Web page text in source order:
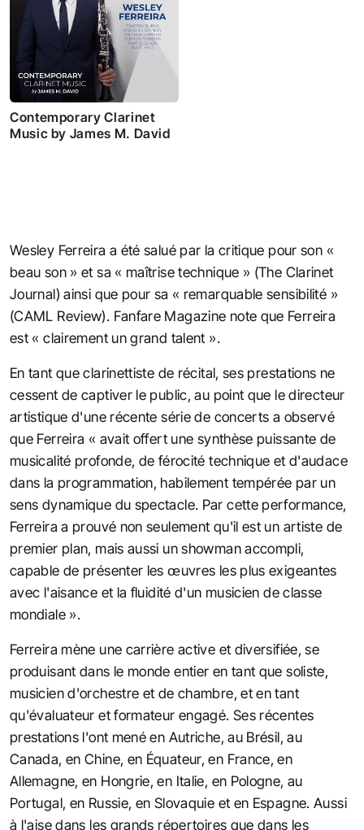
Contemporary Clarinet
Music by James M. David
Wesley Ferreira a été salué par la critique pour son «
beau son » et sa « maîtrise technique » (The Clarinet
Journal) ainsi que pour sa « remarquable sensibilité »
(CAML Review). Fanfare Magazine note que Ferreira
est « clairement un grand talent ».
En tant que clarinettiste de récital, ses prestations ne
cessent de captiver le public, au point que le directeur
artistique d'une récente série de concerts a observé
que Ferreira « avait offert une synthèse puissante de
musicalité profonde, de férocité technique et d'audace
dans la programmation, habilement tempérée par un
sens dynamique du spectacle. Par cette performance,
Ferreira a prouvé non seulement qu'il est un artiste de
premier plan, mais aussi un showman accompli,
capable de présenter les œuvres les plus exigeantes
avec l'aisance et la fluidité d'un musicien de classe
mondiale ».
Ferreira mène une carrière active et diversifiée, se
produisant dans le monde entier en tant que soliste,
musicien d'orchestre et de chambre, et en tant
qu'évaluateur et formateur engagé. Ses récentes
prestations l'ont mené en Autriche, au Brésil, au
Canada, en Chine, en Équateur, en France, en
Allemagne, en Hongrie, en Italie, en Pologne, au
Portugal, en Russie, en Slovaquie et en Espagne. Aussi
à l'aise dans les grands répertoires que dans les